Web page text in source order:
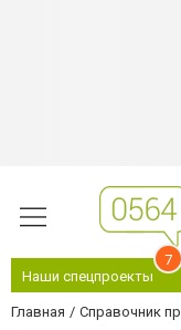
Наши спецпроекты
7
Главная Справочник